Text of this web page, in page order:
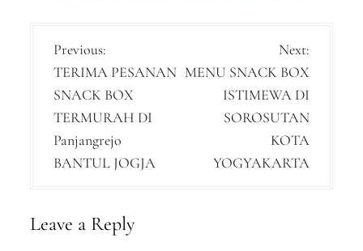
P
o
s
t
n
v
Previous:
TERIMA PESANAN
SNACK BOX
TERMURAH DI
Panjangrejo
BANTUL JOGJA
Next:
MENU SNACK BOX
ISTIMEWA DI
SOROSUTAN
KOTA
YOGYAKARTA
Leave a Reply